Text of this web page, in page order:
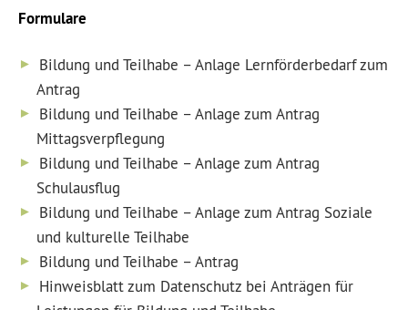
Formulare
Bildung und Teilhabe – Anlage Lernförderbedarf zum
Antrag
Bildung und Teilhabe – Anlage zum Antrag
Mittagsverpflegung
Bildung und Teilhabe – Anlage zum Antrag
Schulausflug
Bildung und Teilhabe – Anlage zum Antrag Soziale
und kulturelle Teilhabe
Bildung und Teilhabe – Antrag
Hinweisblatt zum Datenschutz bei Anträgen für